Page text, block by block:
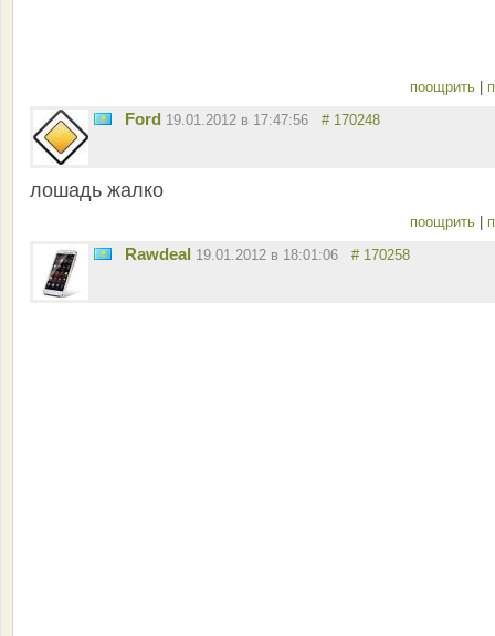
поощрить
Ford 19.01.2012 в 17:47:56 # 170248
лошадь жалко
поощрить
Rawdeal 19.01.2012 в 18:01:06 # 170258